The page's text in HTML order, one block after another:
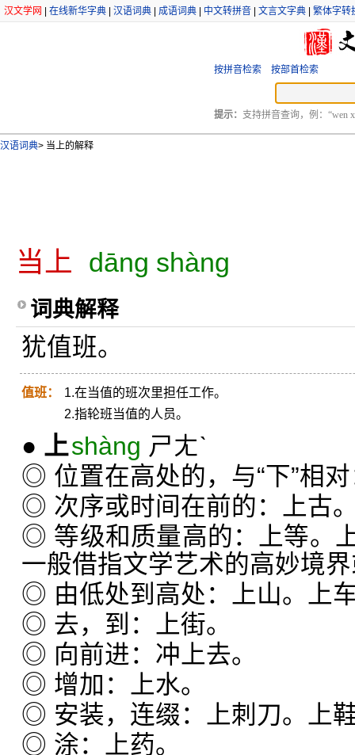
汉文学网 在线新华字典 汉语词典 成语词典 中文转拼音 文言文字典 繁体字转
按拼音检索 按部首检索
提示： 支持拼音查询，例：“wen
汉语词典> 当上的解释
当上 dāng shàng
词典解释
犹值班。
值班：
1.在当值的班次里担任工作。
2.指轮班当值的人员。
● 上shàng ㄕㄤˋ
◎ 位置在高处的，与“下”相
◎ 次序或时间在前的：上古
◎ 等级和质量高的：上等。
一般借指文学艺术的高妙境
◎ 由低处到高处：上山。上
◎ 去，到：上街。
◎ 向前进：冲上去。
◎ 增加：上水。
◎ 安装，连缀：上刺刀。上
◎ 涂：上药。